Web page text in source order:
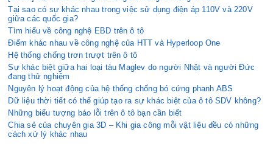
Tại sao có sự khác nhau trong việc sử dụng điện áp 110V và 220V
giữa các quốc gia?
Tìm hiểu về công nghệ EBD trên ô tô
Điểm khác nhau về công nghệ của HTT và Hyperloop One
Hệ thống chống trơn trượt trên ô tô
Sự khác biệt giữa hai loại tàu Maglev do người Nhật và người Đức
đang thử nghiệm
Nguyên lý hoạt động của hệ thống chống bó cứng phanh ABS
Dữ liệu thời tiết có thể giúp tạo ra sự khác biệt của ô tô SDV không?
Những biểu tượng báo lỗi trên ô tô bạn cần biết
Chia sẻ của chuyên gia 3D – Khi gia công mỗi vật liệu đều có những
cách xử lý khác nhau